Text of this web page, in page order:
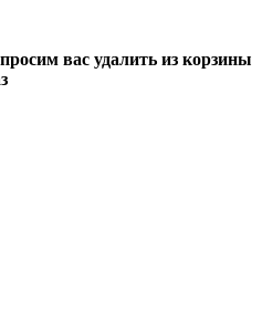
вас удалить из корзины